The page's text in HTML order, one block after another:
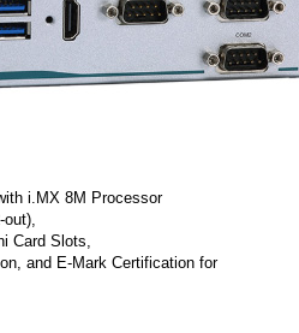
i.MX 8M Processor
out),
Card Slots,
and E-Mark Certification for